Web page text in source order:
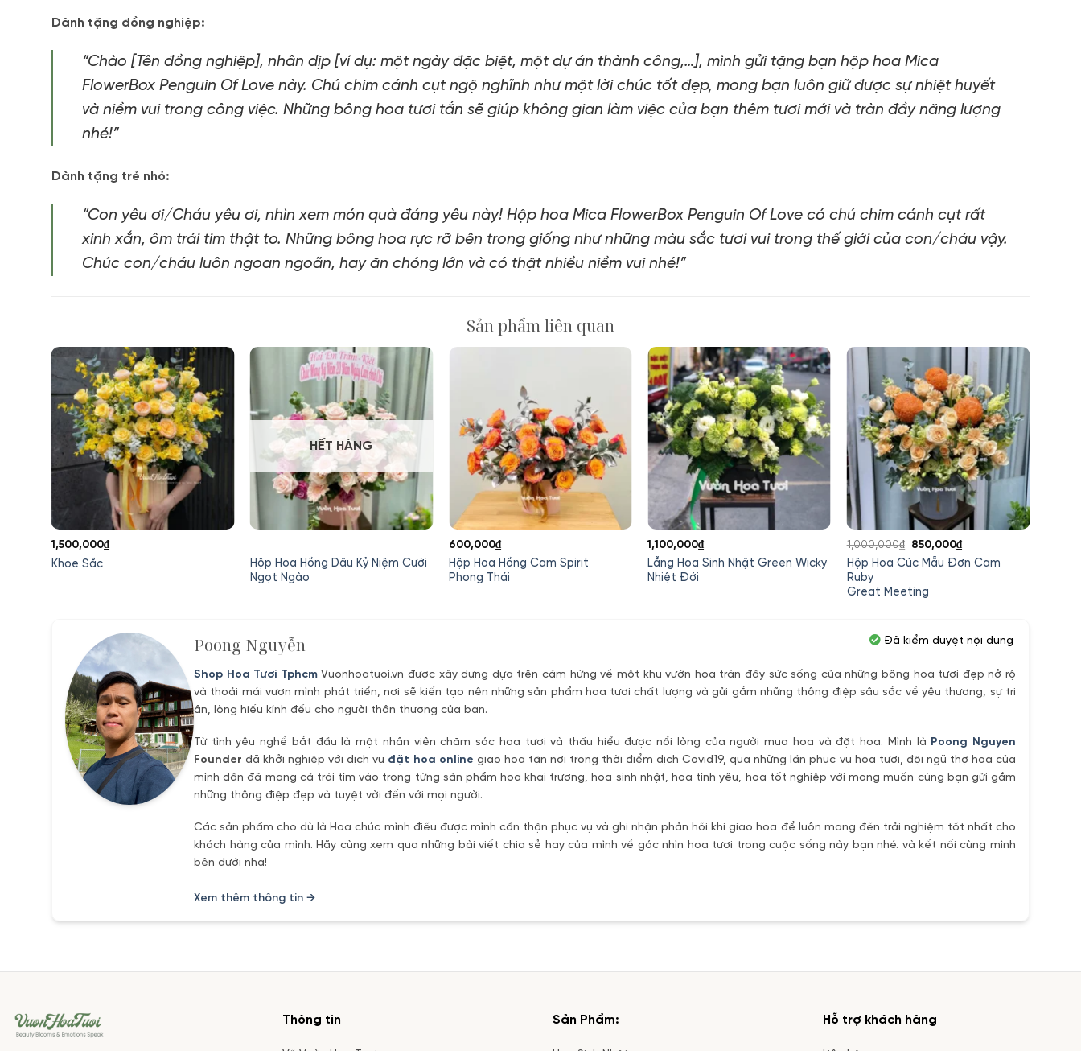
Dành tặng đồng nghiệp:
“Chào [Tên đồng nghiệp], nhân dịp [ví dụ: một ngày đặc biệt, một dự án thành công,…], mình gửi tặng bạn hộp hoa Mica
FlowerBox Penguin Of Love này. Chú chim cánh cụt ngộ nghĩnh như một lời chúc tốt đẹp, mong bạn luôn giữ được sự nhiệt huyết
và niềm vui trong công việc. Những bông hoa tươi tắn sẽ giúp không gian làm việc của bạn thêm tươi mới và tràn đầy năng lượng
nhé!”
Dành tặng trẻ nhỏ:
“Con yêu ơi/Cháu yêu ơi, nhìn xem món quà đáng yêu này! Hộp hoa Mica FlowerBox Penguin Of Love có chú chim cánh cụt rất
xinh xắn, ôm trái tim thật to. Những bông hoa rực rỡ bên trong giống như những màu sắc tươi vui trong thế giới của con/cháu vậy.
Chúc con/cháu luôn ngoan ngoãn, hay ăn chóng lớn và có thật nhiều niềm vui nhé!”
Sản phẩm liên quan
Khoe Sắc
1,500,000₫
HẾT HÀNG
Hộp Hoa Hồng Dâu Kỷ Niệm Cưới
Ngọt Ngào
Hộp Hoa Hồng Cam Spirit
Phong Thái
600,000₫
Lẵng Hoa Sinh Nhật Green Wicky
Nhiệt Đới
1,100,000₫
Hộp Hoa Cúc Mẫu Đơn Cam
Ruby
Great Meeting
1,000,000₫
Giá
gốc
1,000,000₫.
850,000₫Giá
hiện
Poong Nguyễn
Shop Hoa Tươi TphcmVuonhoatuoi.vn được xây dựng dựa trên cảm hứng về một khu vườn hoa tràn đầy sức sống của những bông hoa tươi đẹp nở rộ
và thoải mái vươn mình phát triển, nơi sẽ kiến tạo nên những sản phẩm hoa tươi chất lượng và gửi gắm những thông điệp sâu sắc về yêu thương, sự tri
ân, lòng hiếu kính đếu cho người thân thương của bạn.
Từ tình yêu nghề bắt đầu là một nhân viên chăm sóc hoa tươi và thấu hiểu được nổi lòng của người mua hoa và đặt hoa. Mình là Poong Nguyen
Founder đã khởi nghiệp với dịch vụ đặt hoa online giao hoa tận nơi trong thời điểm dịch Covid19, qua những lần phục vụ hoa tươi, đội ngũ thợ hoa của
mình dần đã mang cả trái tím vào trong từng sản phẩm hoa khai trương, hoa sinh nhật, hoa tình yêu, hoa tốt nghiệp với mong muốn cùng bạn gửi gắm
những thông điệp đẹp và tuyệt vời đến với mọi người.
Các sản phẩm cho dù là Hoa chúc mình điều được mình cẩn thận phục vụ và ghi nhận phản hồi khi giao hoa để luôn mang đến trải nghiệm tốt nhất cho
khách hàng của mình. Hãy cùng xem qua những bài viết chia sẻ hay của mình về góc nhìn hoa tươi trong cuộc sống này bạn nhé. và kết nối cùng mình
bên dưới nha!
Xem thêm thông tin →
Đã kiểm duyệt nội dung
Thông tin Sản Phẩm: Hỗ trợ khách hàng